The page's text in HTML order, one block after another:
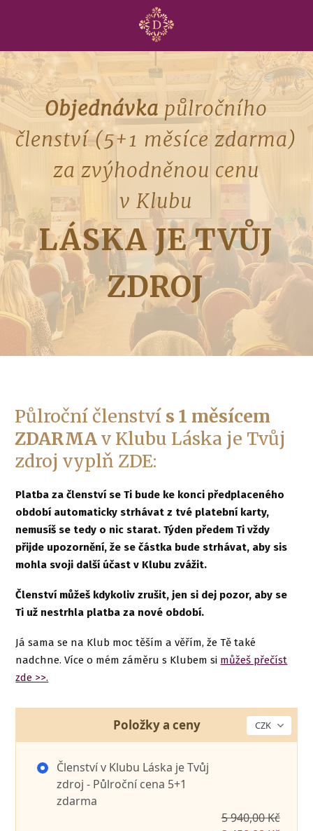
Objednávka půlročního
členství (5+1 měsíce zdarma)
za zvýhodněnou cenu
v Klubu
LÁSKA JE TVŮJ
ZDROJ
Půlroční členství s 1 měsícem
ZDARMAv Klubu Láska je Tvůj
zdroj vyplň ZDE:
Platba za členství se Ti bude ke konci předplaceného
období automaticky strhávat z tvé platební karty,
nemusíš se tedy o nic starat. Týden předem Ti vždy
přijde upozornění, že se částka bude strhávat, aby sis
mohla svoji další účast v Klubu zvážit.
Členství můžeš kdykoliv zrušit, jen si dej pozor, aby se
Ti už nestrhla platba za nové období.
Já sama se na Klub moc těším a věřím, že Tě také
nadchne. Více o mém záměru s Klubem si můžeš přečíst
zde >>.
Položky a ceny
Členství v Klubu Láska je Tvůj
zdroj - Půlroční cena 5+1
zdarma
5 940,00 Kč